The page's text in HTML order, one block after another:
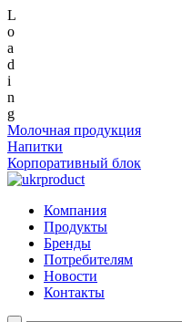
L
o
a
d
i
n
g
Молочная продукция
Напитки
Корпоративный блок
Компания
Продукты
Бренды
Потребителям
Новости
Контакты